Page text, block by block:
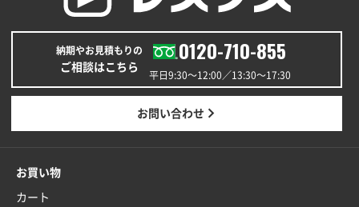
ぺんてる ビクーニャフィール1000枚
印刷範囲が広かったから、取扱商品
新潟県R社様
ワンポイントポリ袋 A4サイズ 1000枚
かったため
納期やお見積もりの
ご相談はこちら
0120-710-855
平日9:30〜12:00／13:30〜17:30
お問い合わせ
お買い物
カート